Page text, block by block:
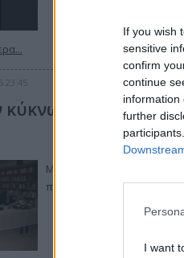
If you wish
sensitive
confirm
continue
information
further
I want
23:45
Με μεγάλη συμμετοχή του
παιδικού βιβλίου, την